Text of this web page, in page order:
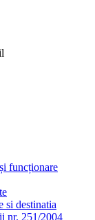
funcționare
si destinatia
nr. 251/2004